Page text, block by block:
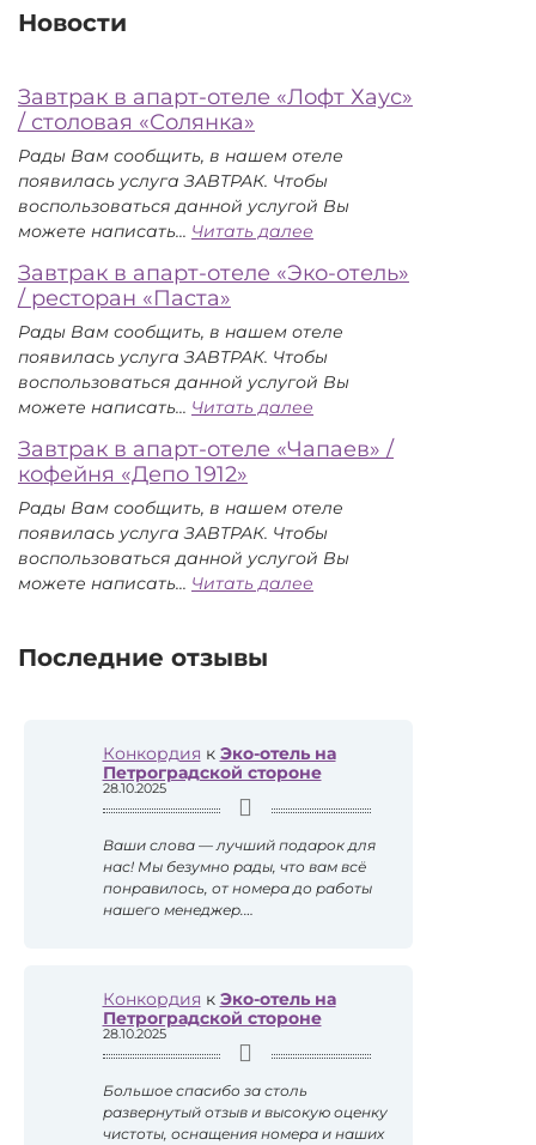
Новости
Завтрак в апарт-отеле «Лофт Хаус»
/ столовая «Солянка»
Рады Вам сообщить, в нашем отеле
появилась услуга ЗАВТРАК. Чтобы
воспользоваться данной услугой Вы
можете написать... Читать далее
в
«Лофт
Хаус»
/
столовая
Завтрак в апарт-отеле «Эко-отель»
/ ресторан «Паста»
Рады Вам сообщить, в нашем отеле
появилась услуга ЗАВТРАК. Чтобы
воспользоваться данной услугой Вы
можете написать... Читать далее
в
«Эко-
отель»
/
ресторан
Завтрак в апарт-отеле «Чапаев» /
кофейня «Депо 1912»
Рады Вам сообщить, в нашем отеле
появилась услуга ЗАВТРАК. Чтобы
воспользоваться данной услугой Вы
можете написать... Читать далее
«Депо
1912»
Последние отзывы
Конкордия к Эко-отель на
Петроградской стороне
28.10.2025
Ваши слова — лучший подарок для
нас! Мы безумно рады, что вам всё
понравилось, от номера до работы
нашего менеджер.…
Конкордия к Эко-отель на
Петроградской стороне
28.10.2025
Большое спасибо за столь
развернутый отзыв и высокую оценку
чистоты, оснащения номера и наших